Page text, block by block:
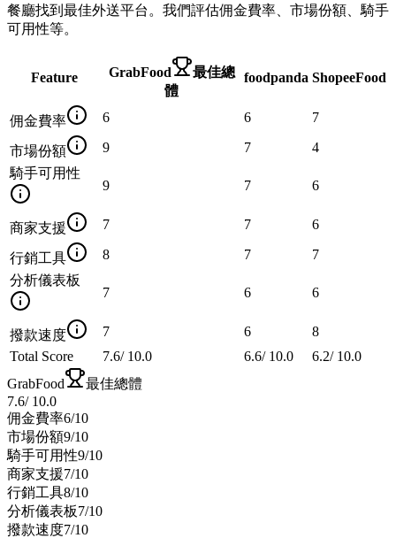
餐廳找到最佳外送平台。我們評估佣金費率、市場份額、騎手
可用性等。
Feature GrabFood
最佳總
體
foodpanda ShopeeFood
佣金費率 6 6 7
市場份額 9 7
4
騎手可用性
9
7 6
商家支援 7 7 6
行銷工具 8 7
7
分析儀表板
7
6 6
撥款速度 7 6
8
Total Score
7.6/ 10.0 6.6/ 10.0 6.2/ 10.0
GrabFood
最佳總體
7.6/ 10.0
佣金費率6/10
市場份額9/10
騎手可用性9/10
商家支援7/10
行銷工具8/10
分析儀表板7/10
撥款速度7/10